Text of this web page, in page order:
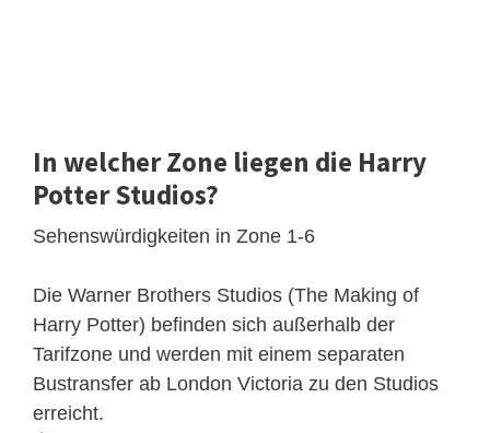
In welcher Zone liegen die Harry
Potter Studios?
Sehenswürdigkeiten in Zone 1-6
Die Warner Brothers Studios (The Making of
Harry Potter) befinden sich außerhalb der
Tarifzone und werden mit einem separaten
Bustransfer ab London Victoria zu den Studios
erreicht.